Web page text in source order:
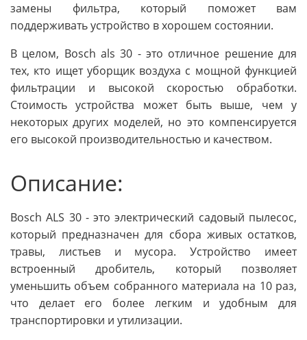
замены фильтра, который поможет вам
поддерживать устройство в хорошем состоянии.
В целом, Bosch als 30 - это отличное решение для
тех, кто ищет уборщик воздуха с мощной функцией
фильтрации и высокой скоростью обработки.
Стоимость устройства может быть выше, чем у
некоторых других моделей, но это компенсируется
его высокой производительностью и качеством.
Описание:
Bosch ALS 30 - это электрический садовый пылесос,
который предназначен для сбора живых остатков,
травы, листьев и мусора. Устройство имеет
встроенный дробитель, который позволяет
уменьшить объем собранного материала на 10 раз,
что делает его более легким и удобным для
транспортировки и утилизации.